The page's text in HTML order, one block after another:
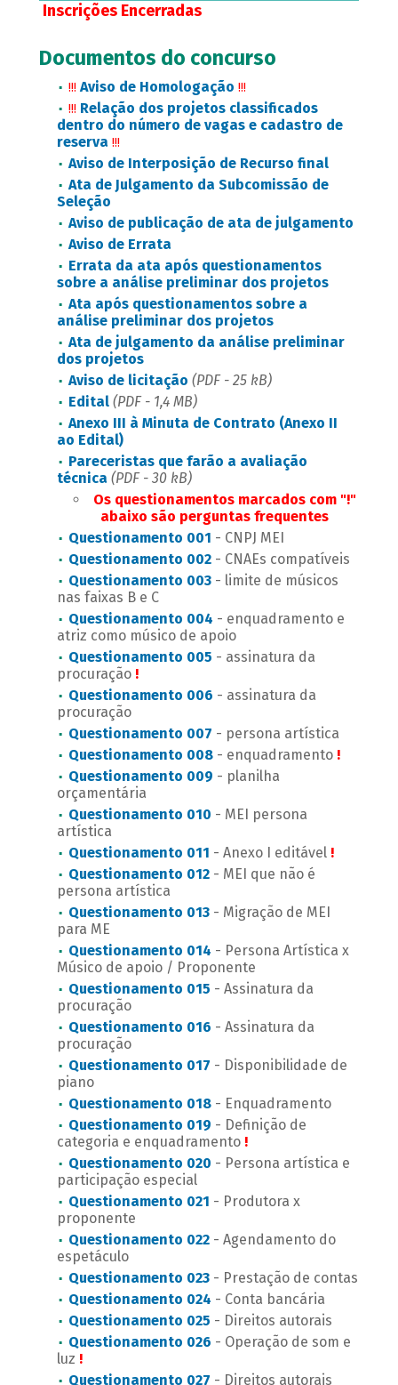
Inscrições Encerradas
Documentos do concurso
!!!Aviso de Homologação !!!
!!! Relação dos projetos classificados
dentro do número de vagas e cadastro de
reserva !!!
Aviso de Interposição de Recurso final
Ata de Julgamento da Subcomissão de
Seleção
Aviso de publicação de ata de julgamento
Aviso de Errata
Errata da ata após questionamentos
sobre a análise preliminar dos projetos
Ata após questionamentos sobre a
análise preliminar dos projetos
Ata de julgamento da análise preliminar
dos projetos
Aviso de licitação (PDF - 25 kB)
Edital (PDF - 1,4 MB)
Anexo III à Minuta de Contrato (Anexo II
ao Edital)
Pareceristas que farão a avaliação
técnica (PDF - 30 kB)
Os questionamentos marcados com "!"
abaixo são perguntas frequentes
Questionamento 001 - CNPJ MEI
Questionamento 002 - CNAEs compatíveis
Questionamento 003 - limite de músicos
nas faixas B e C
Questionamento 004 - enquadramento e
atriz como músico de apoio
Questionamento 005 - assinatura da
procuração !
Questionamento 006 - assinatura da
procuração
Questionamento 007 - persona artística
Questionamento 008 - enquadramento !
Questionamento 009 - planilha
orçamentária
Questionamento 010 - MEI persona
artística
Questionamento 011 - Anexo I editável !
Questionamento 012 - MEI que não é
persona artística
Questionamento 013 - Migração de MEI
para ME
Questionamento 014 - Persona Artística x
Músico de apoio / Proponente
Questionamento 015 - Assinatura da
procuração
Questionamento 016 - Assinatura da
procuração
Questionamento 017 - Disponibilidade de
piano
Questionamento 018 - Enquadramento
Questionamento 019 - Definição de
categoria e enquadramento !
Questionamento 020 - Persona artística e
participação especial
Questionamento 021 - Produtora x
proponente
Questionamento 022 - Agendamento do
espetáculo
Questionamento 023 - Prestação de contas
Questionamento 024 - Conta bancária
Questionamento 025 - Direitos autorais
Questionamento 026 - Operação de som e
luz !
Questionamento 027 - Direitos autorais